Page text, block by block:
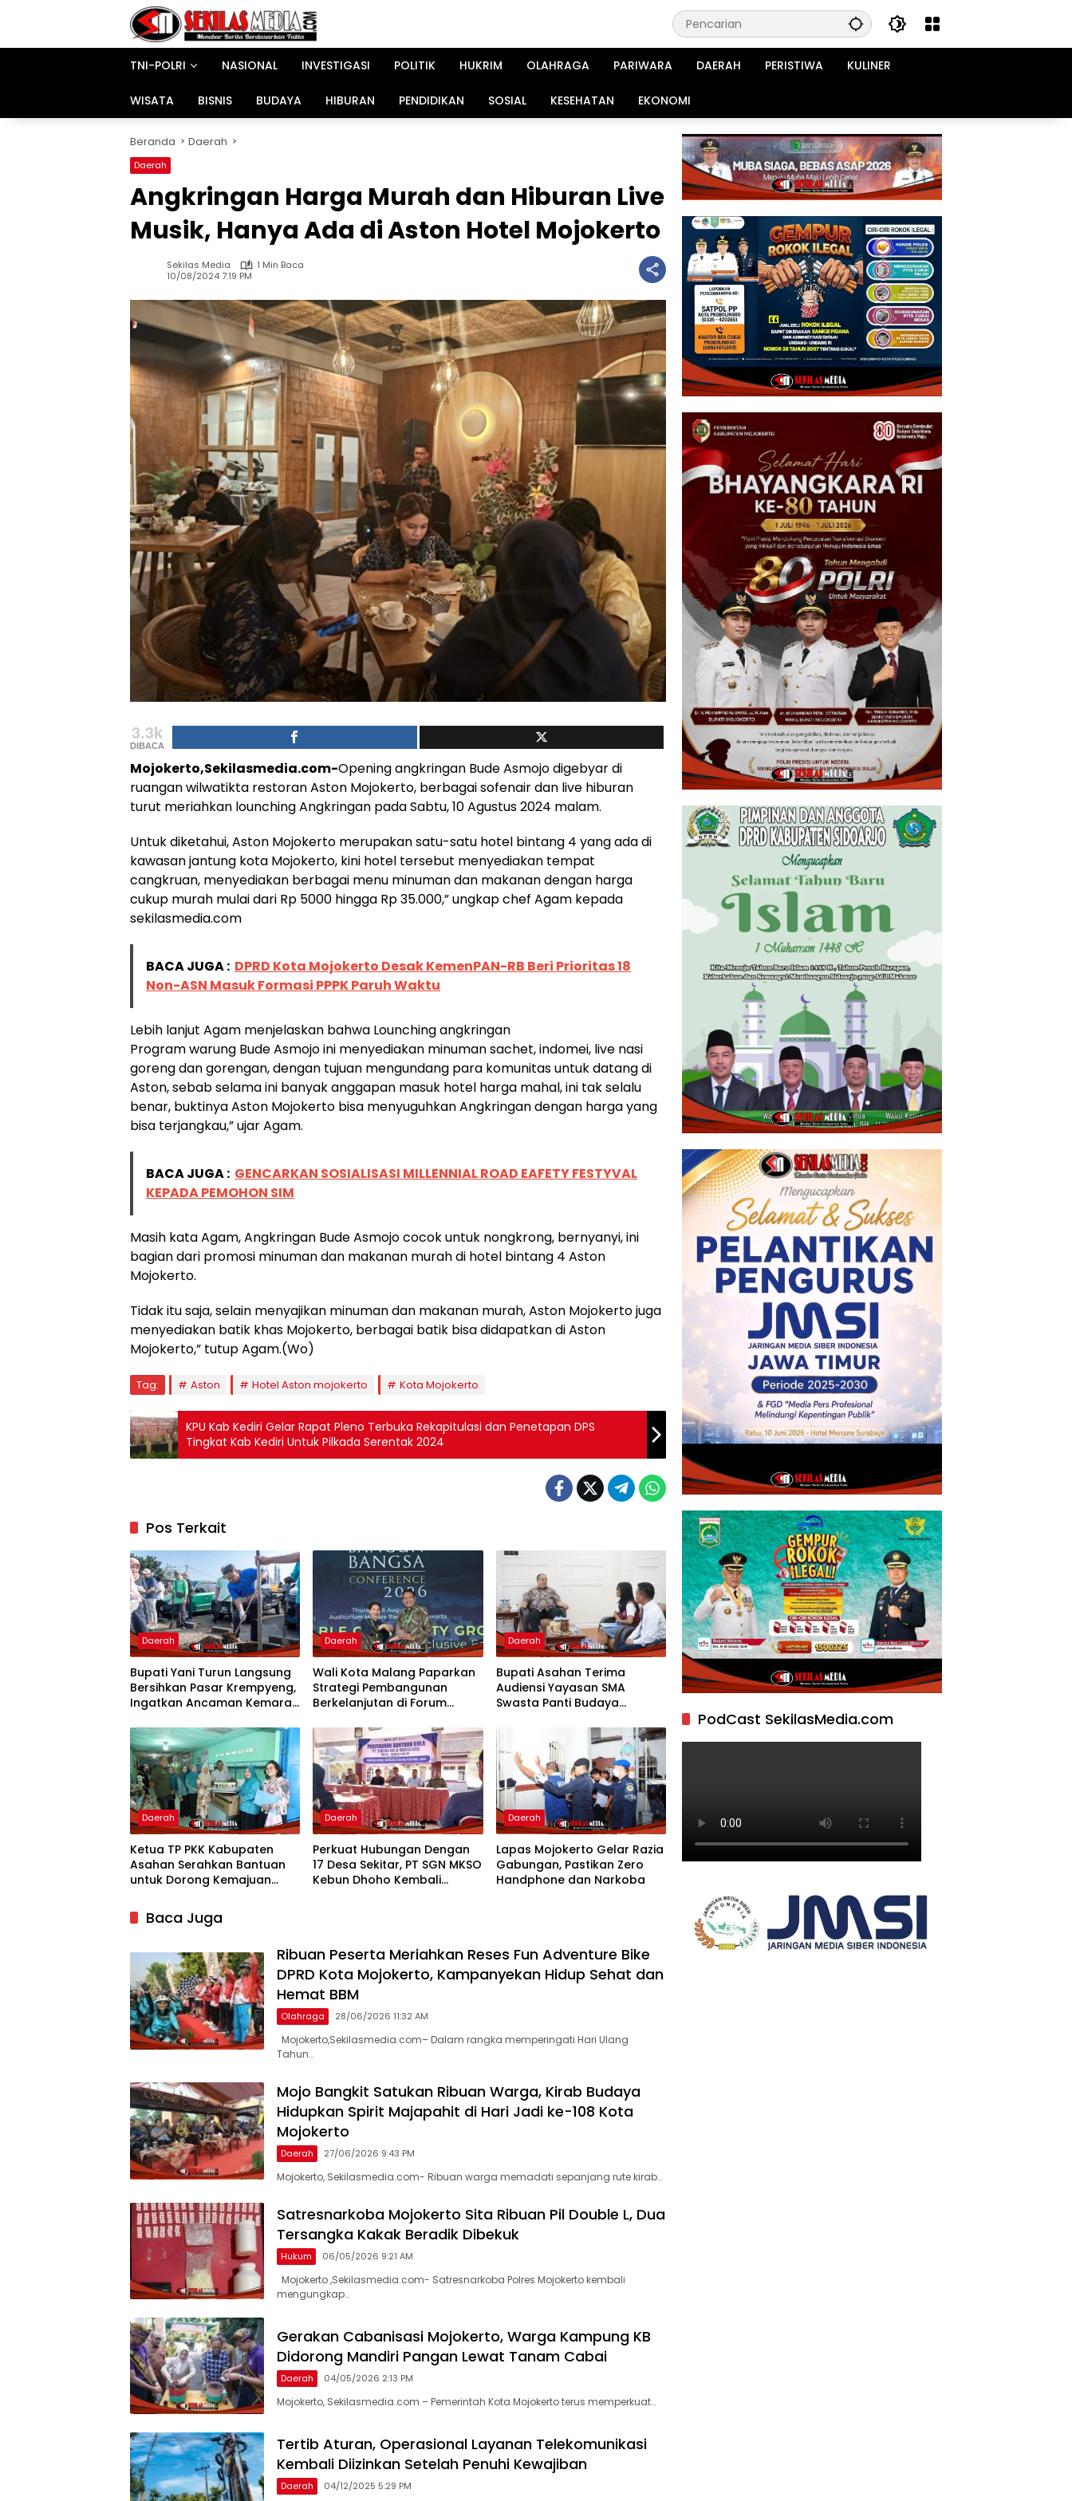
TNI-POLRI
NASIONAL INVESTIGASI POLITIK HUKRIM OLAHRAGA PARIWARA DAERAH PERISTIWA KULINER
WISATA BISNIS BUDAYA HIBURAN PENDIDIKAN SOSIAL KESEHATAN EKONOMI
Beranda Daerah
Daerah
Angkringan Harga Murah dan Hiburan Live
Musik, Hanya Ada di Aston Hotel Mojokerto
Sekilas Media
1 Min Baca
10/08/2024 7:19 PM
3.3k
DIBACA
Mojokerto,Sekilasmedia.com-Opening angkringan Bude Asmojo digebyar di
ruangan wilwatikta restoran Aston Mojokerto, berbagai sofenair dan live hiburan
turut meriahkan lounching Angkringan pada Sabtu, 10 Agustus 2024 malam.
Untuk diketahui, Aston Mojokerto merupakan satu-satu hotel bintang 4 yang ada di
kawasan jantung kota Mojokerto, kini hotel tersebut menyediakan tempat
cangkruan, menyediakan berbagai menu minuman dan makanan dengan harga
cukup murah mulai dari Rp 5000 hingga Rp 35.000,” ungkap chef Agam kepada
sekilasmedia.com
BACA JUGA : DPRD Kota Mojokerto Desak KemenPAN-RB Beri Prioritas 18
Non-ASN Masuk Formasi PPPK Paruh Waktu
Lebih lanjut Agam menjelaskan bahwa Lounching angkringan
Program warung Bude Asmojo ini menyediakan minuman sachet, indomei, live nasi
goreng dan gorengan, dengan tujuan mengundang para komunitas untuk datang di
Aston, sebab selama ini banyak anggapan masuk hotel harga mahal, ini tak selalu
benar, buktinya Aston Mojokerto bisa menyuguhkan Angkringan dengan harga yang
bisa terjangkau,” ujar Agam.
BACA JUGA : GENCARKAN SOSIALISASI MILLENNIAL ROAD EAFETY FESTYVAL
KEPADA PEMOHON SIM
Masih kata Agam, Angkringan Bude Asmojo cocok untuk nongkrong, bernyanyi, ini
bagian dari promosi minuman dan makanan murah di hotel bintang 4 Aston
Mojokerto.
Tidak itu saja, selain menyajikan minuman dan makanan murah, Aston Mojokerto juga
menyediakan batik khas Mojokerto, berbagai batik bisa didapatkan di Aston
Mojokerto,” tutup Agam.(Wo)
Tag: Aston Hotel Aston mojokerto Kota Mojokerto
KPU Kab Kediri Gelar Rapat Pleno Terbuka Rekapitulasi dan Penetapan DPS
Tingkat Kab Kediri Untuk Pilkada Serentak 2024
Pos Terkait
Daerah
Bupati Yani Turun Langsung
Bersihkan Pasar Krempyeng,
Ingatkan Ancaman Kemarau
Daerah
Wali Kota Malang Paparkan
Strategi Pembangunan
Berkelanjutan di Forum
Daerah
Bupati Asahan Terima
Audiensi Yayasan SMA
Swasta Panti Budaya
Grace Natalie Sagala
Daerah
Ketua TP PKK Kabupaten
Asahan Serahkan Bantuan
untuk Dorong Kemajuan
Sentang
Daerah
Perkuat Hubungan Dengan
17 Desa Sekitar, PT SGN MKSO
Kebun Dhoho Kembali
Daerah
Lapas Mojokerto Gelar Razia
Gabungan, Pastikan Zero
Handphone dan Narkoba
Baca Juga
Ribuan Peserta Meriahkan Reses Fun Adventure Bike
DPRD Kota Mojokerto, Kampanyekan Hidup Sehat dan
Hemat BBM
Olahraga 28/06/2026 11:32 AM
Mojokerto,Sekilasmedia.com– Dalam rangka memperingati Hari Ulang
Tahun…
Mojo Bangkit Satukan Ribuan Warga, Kirab Budaya
Hidupkan Spirit Majapahit di Hari Jadi ke-108 Kota
Mojokerto
Daerah 27/06/2026 9:43 PM
Mojokerto, Sekilasmedia.com- Ribuan warga memadati sepanjang rute kirab…
Satresnarkoba Mojokerto Sita Ribuan Pil Double L, Dua
Tersangka Kakak Beradik Dibekuk
Hukum 06/05/2026 9:21 AM
Mojokerto ,Sekilasmedia.com- Satresnarkoba Polres Mojokerto kembali
mengungkap…
Gerakan Cabanisasi Mojokerto, Warga Kampung KB
Didorong Mandiri Pangan Lewat Tanam Cabai
Daerah 04/05/2026 2:13 PM
Mojokerto, Sekilasmedia.com – Pemerintah Kota Mojokerto terus memperkuat…
Tertib Aturan, Operasional Layanan Telekomunikasi
Kembali Diizinkan Setelah Penuhi Kewajiban
Daerah 04/12/2025 5:29 PM
PodCast SekilasMedia.com